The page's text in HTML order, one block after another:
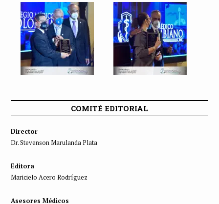
COMITÉ EDITORIAL
Director
Dr. Stevenson Marulanda Plata
Editora
Maricielo Acero Rodríguez
Asesores Médicos